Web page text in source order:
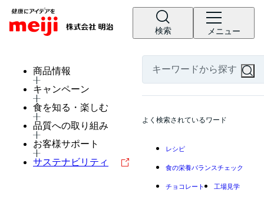
検索 メニュー
商品情報
キャンペーン
食を知る・楽しむ
品質への取り組み
お客様サポート
サステナビリティ
よく検索されているワード
レシピ
食の栄養バランスチェック
チョコレート 工場見学